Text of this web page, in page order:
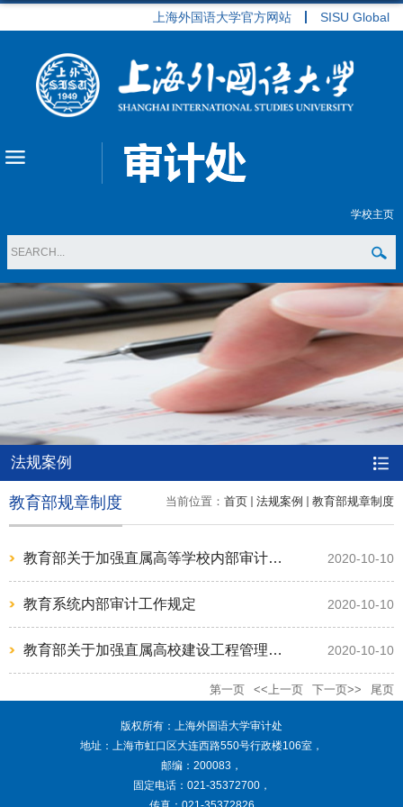
上海外国语大学官方网站 SISU Global
学校主页
法规案例
当前位置： 首页 法规案例 教育部规章制度
教育部规章制度
教育部关于加强直属高等学校内部审计工作的意见 2020-10-10
教育系统内部审计工作规定 2020-10-10
教育部关于加强直属高校建设工程管理审计的意见 2020-10-10
第一页 <<上一页 下一页>> 尾页
版权所有：上海外国语大学审计处
地址：上海市虹口区大连西路550号行政楼106室，
邮编：200083，
固定电话：021-35372700，